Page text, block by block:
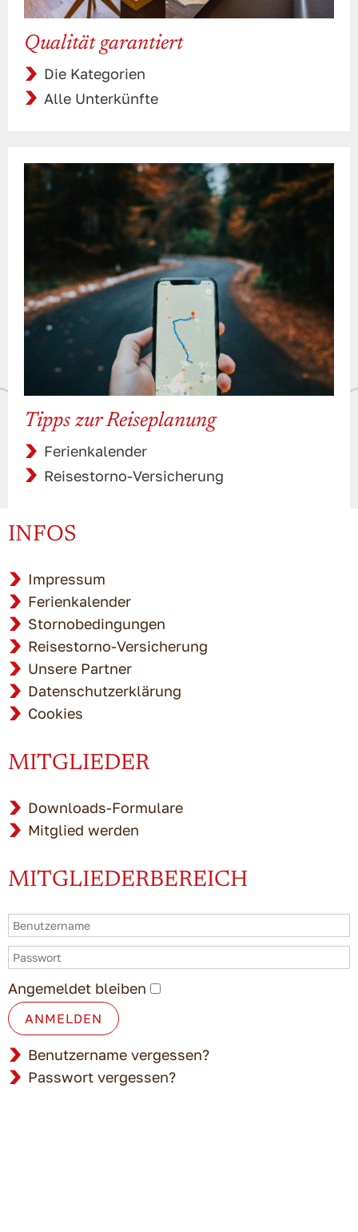
Qualität garantiert
Die Kategorien
Alle Unterkünfte
Tipps zur Reiseplanung
Ferienkalender
Reisestorno-Versicherung
INFOS
Impressum
Ferienkalender
Stornobedingungen
Reisestorno-Versicherung
Unsere Partner
Datenschutzerklärung
Cookies
MITGLIEDER
Downloads-Formulare
Mitglied werden
MITGLIEDERBEREICH
Angemeldet bleiben
ANMELDEN
Benutzername vergessen?
Passwort vergessen?